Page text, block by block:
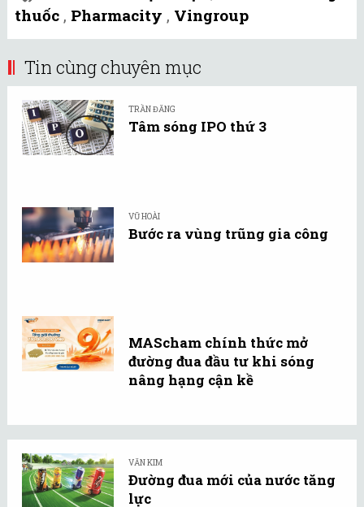
thuốc , Pharmacity , Vingroup
Tin cùng chuyên mục
TRẦN ĐĂNG
Tâm sóng IPO thứ 3
VŨ HOÀI
Bước ra vùng trũng gia công
MAScham chính thức mở
đường đua đầu tư khi sóng
nâng hạng cận kề
VĂN KIM
Đường đua mới của nước tăng
lực